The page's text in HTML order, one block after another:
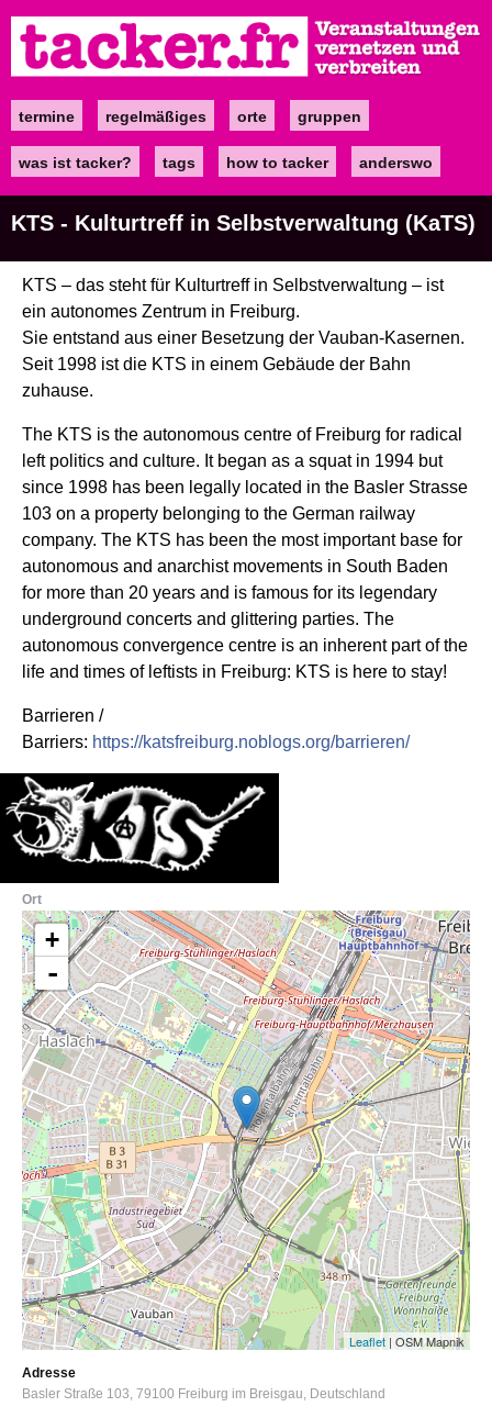
zum
Inhalt
Maintermine regelmäßiges orte gruppen
was ist tacker? tags how to tacker anderswo
KTS - Kulturtreff in Selbstverwaltung (KaTS)
KTS – das steht für Kulturtreff in Selbstverwaltung – ist
ein autonomes Zentrum in Freiburg.
Sie entstand aus einer Besetzung der Vauban-Kasernen.
Seit 1998 ist die KTS in einem Gebäude der Bahn
zuhause.
The KTS is the autonomous centre of Freiburg for radical
left politics and culture. It began as a squat in 1994 but
since 1998 has been legally located in the Basler Strasse
103 on a property belonging to the German railway
company. The KTS has been the most important base for
autonomous and anarchist movements in South Baden
for more than 20 years and is famous for its legendary
underground concerts and glittering parties. The
autonomous convergence centre is an inherent part of the
life and times of leftists in Freiburg: KTS is here to stay!
Barrieren /
Barriers: https://katsfreiburg.noblogs.org/barrieren/
Ort
+
-
Leaflet | OSM Mapnik
Adresse
Basler Straße 103 79100 Freiburg im Breisgau Deutschland